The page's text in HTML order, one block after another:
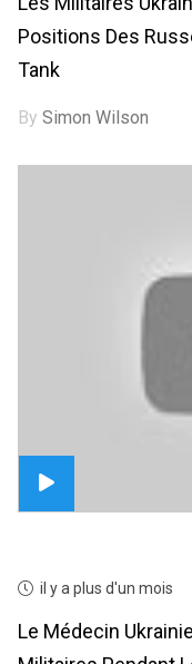
Positions Des
Tank
BySimon Wilson
il y a plus d'un mois
Le Médecin